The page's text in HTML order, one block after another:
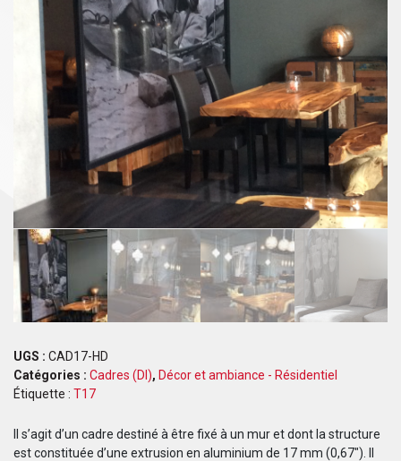
UGS : CAD17-HD
Catégories : Cadres (DI), Décor et ambiance - Résidentiel
Étiquette : T17
Il s’agit d’un cadre destiné à être fixé à un mur et dont la structure
est constituée d’une extrusion en aluminium de 17 mm (0,67″). Il